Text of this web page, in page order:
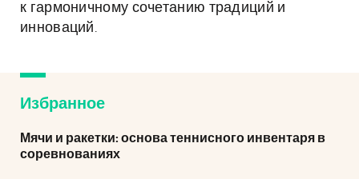
к гармоничному сочетанию традиций и
инноваций.
Избранное
Мячи и ракетки: основа теннисного инвентаря в
соревнованиях